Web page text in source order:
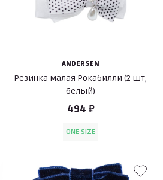
ANDERSEN
Резинка малая Рокабилли (2 шт,
белый)
494 ₽
ONE SIZE